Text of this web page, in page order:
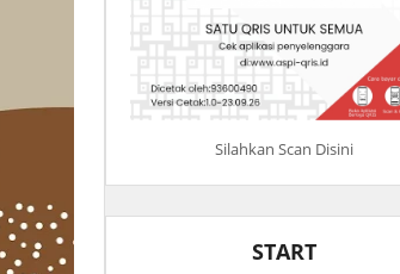
Silahkan Scan Disini
START